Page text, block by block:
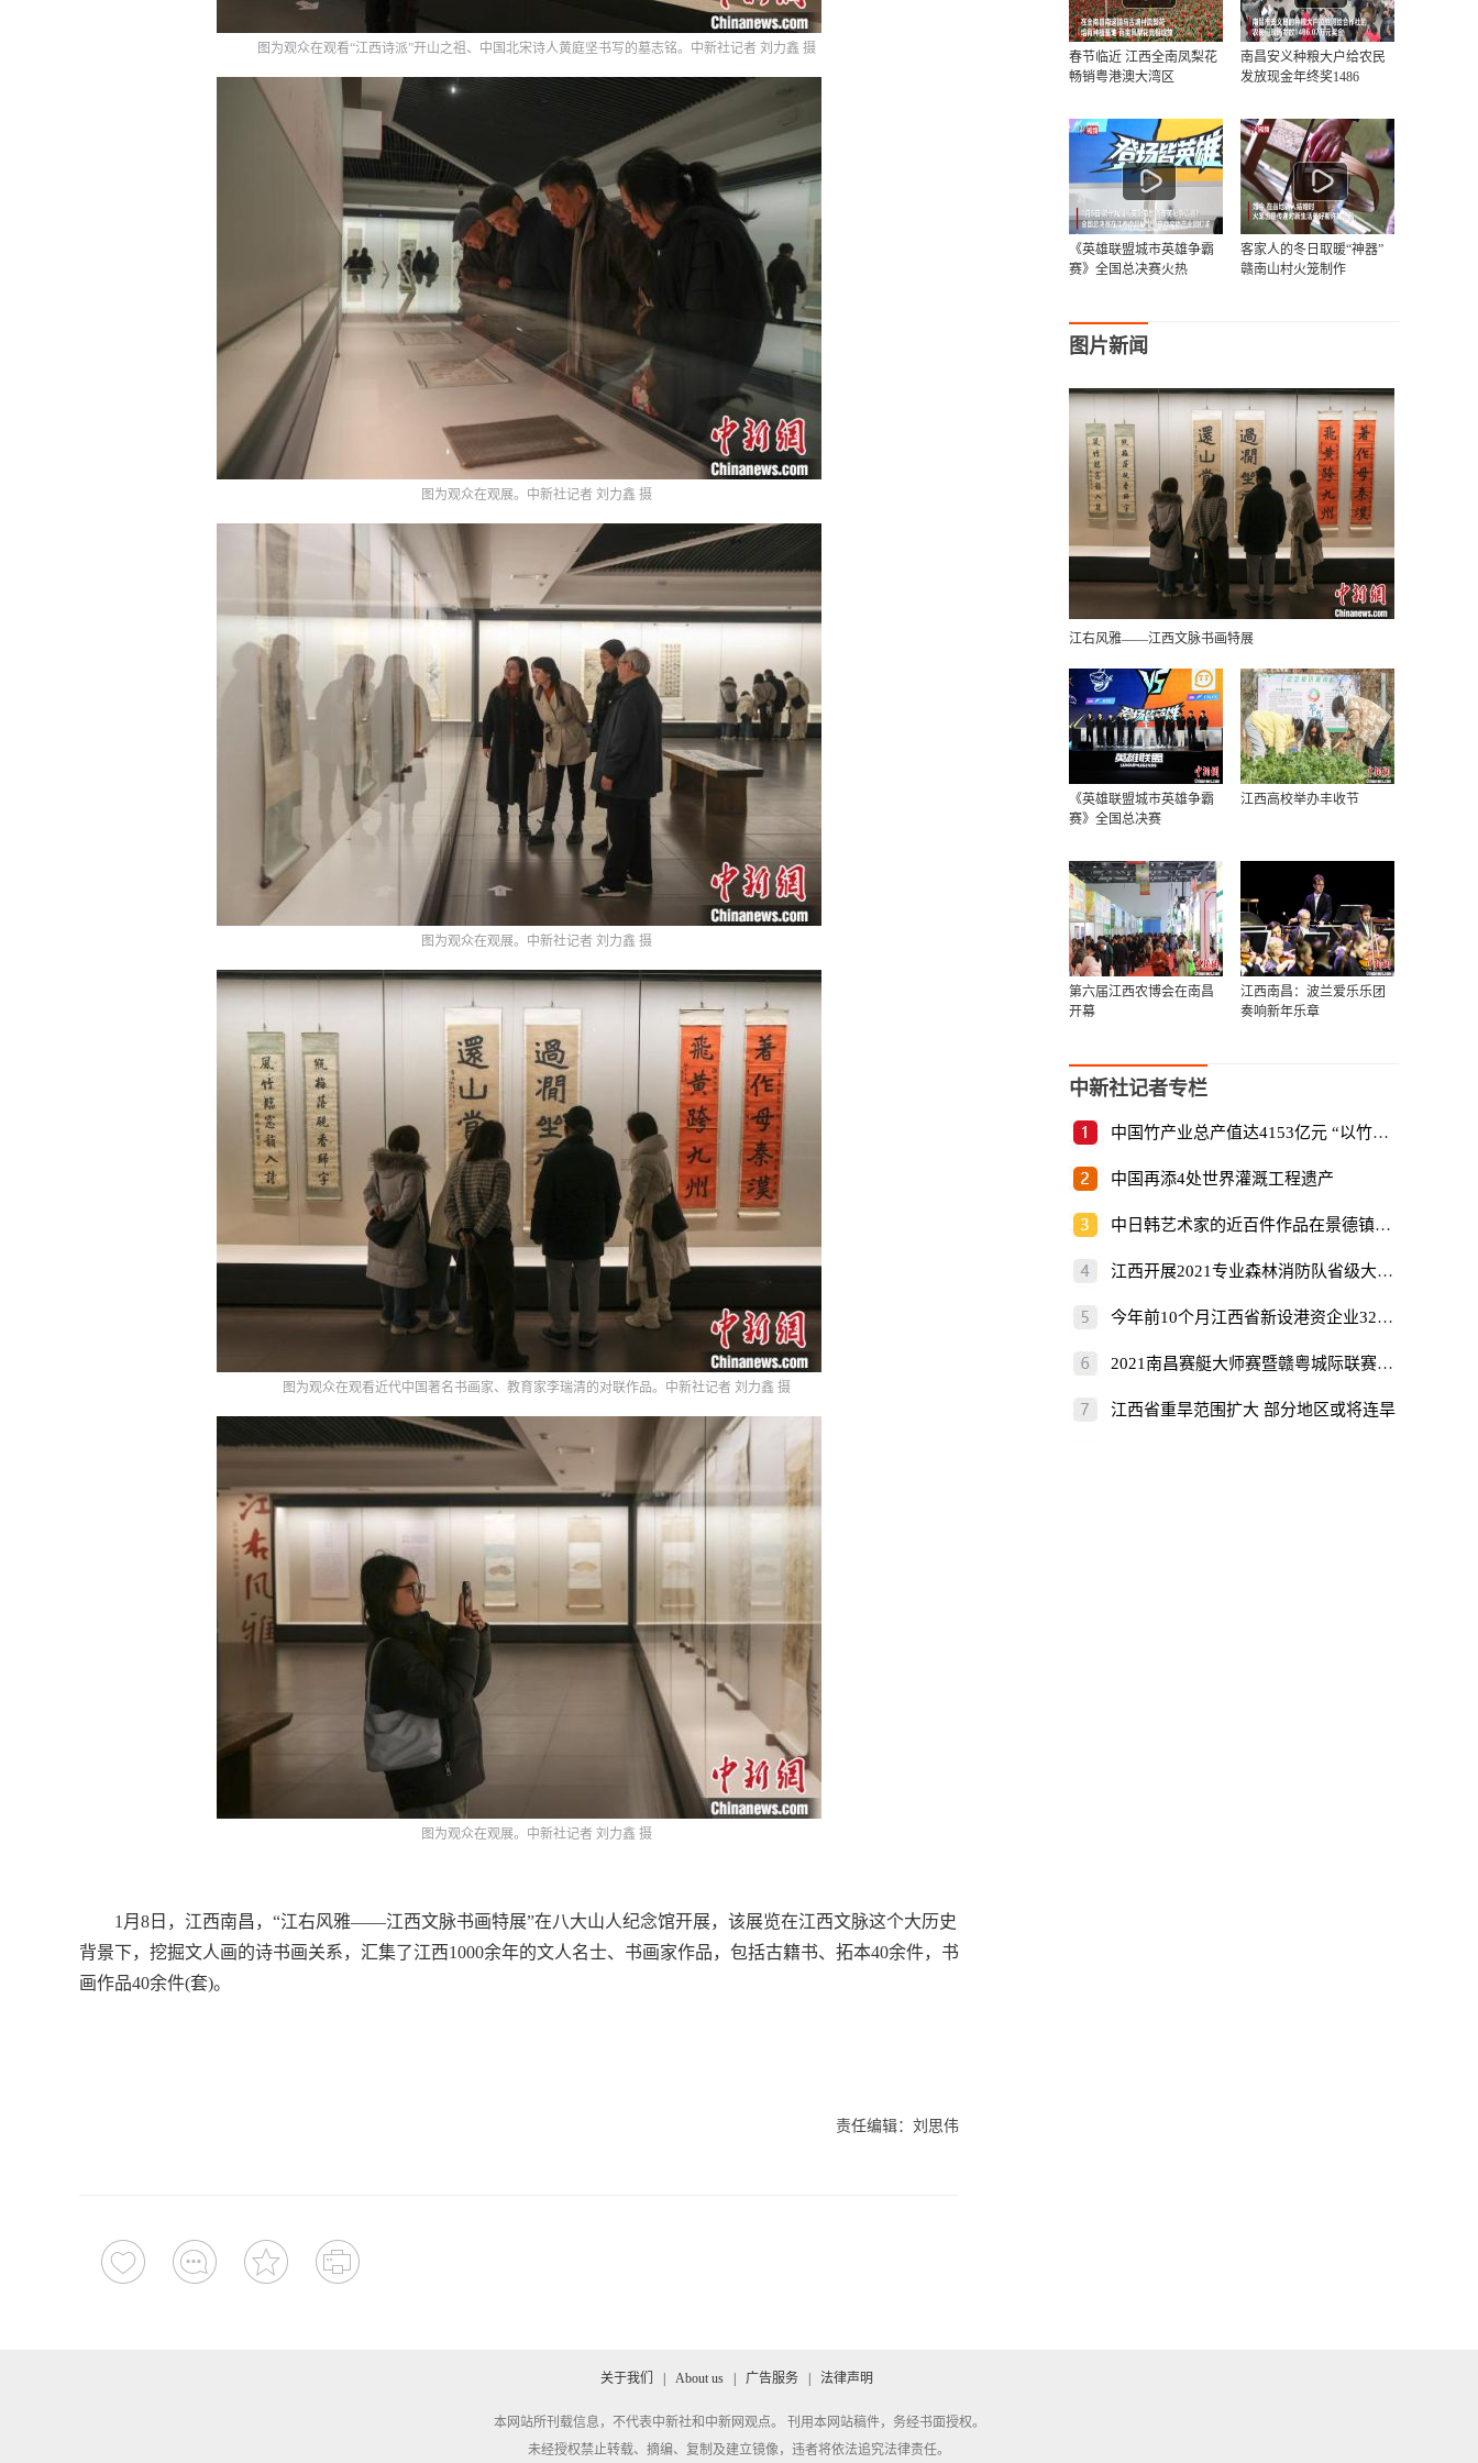
图为观众在观看“江西诗派”开山之祖、中国北宋诗人黄庭坚书写的墓志铭。中新社记者 刘力鑫 摄
图为观众在观展。中新社记者 刘力鑫 摄
图为观众在观展。中新社记者 刘力鑫 摄
图为观众在观看近代中国著名书画家、教育家李瑞清的对联作品。中新社记者 刘力鑫 摄
图为观众在观展。中新社记者 刘力鑫 摄
1月8日，江西南昌，“江右风雅——江西文脉书画特展”在八大山人纪念馆开展，该展览在江西文脉这个大历史
背景下，挖掘文人画的诗书画关系，汇集了江西1000余年的文人名士、书画家作品，包括古籍书、拓本40余件，书
画作品40余件(套)。
责任编辑：刘思伟
春节临近 江西全南凤梨花
畅销粤港澳大湾区
南昌安义种粮大户给农民
发放现金年终奖1486
《英雄联盟城市英雄争霸
赛》全国总决赛火热
客家人的冬日取暖“神器”
赣南山村火笼制作
图片新闻
江右风雅——江西文脉书画特展
《英雄联盟城市英雄争霸
赛》全国总决赛
江西高校举办丰收节
第六届江西农博会在南昌
开幕
江西南昌：波兰爱乐乐团
奏响新年乐章
中新社记者专栏
中国竹产业总产值达4153亿元 “以竹代塑”倡
中国再添4处世界灌溉工程遗产
中日韩艺术家的近百件作品在景德镇展出
江西开展2021专业森林消防队省级大比武
今年前10个月江西省新设港资企业325家
2021南昌赛艇大师赛暨赣粤城际联赛开赛
江西省重旱范围扩大 部分地区或将连旱
关于我们 About us 广告服务 法律声明
本网站所刊载信息，不代表中新社和中新网观点。 刊用本网站稿件，务经书面授权。
未经授权禁止转载、摘编、复制及建立镜像，违者将依法追究法律责任。